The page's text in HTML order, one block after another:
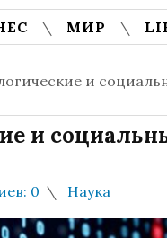
МИР
и
и
0 Наука